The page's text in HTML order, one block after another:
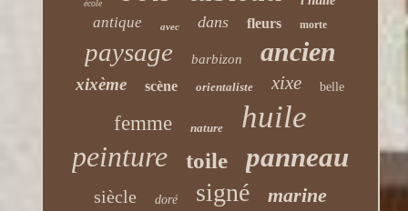
école
antique avec dans fleurs morte
paysage barbizon ancien
xixème scène orientaliste xixe belle
femme nature huile
peinture toile panneau
siècle doré signé marine